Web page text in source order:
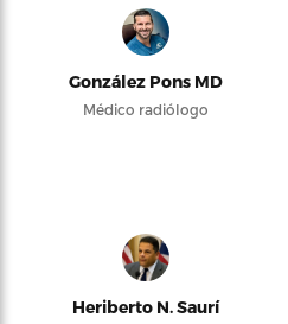
González Pons MD
Médico radiólogo
Heriberto N. Saurí